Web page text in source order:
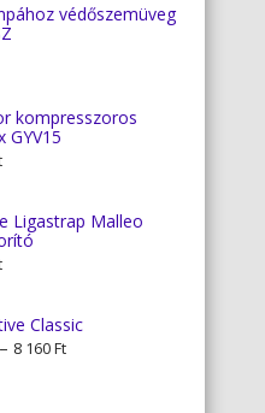
védőszemüveg
kompresszoros
GYV15
Ligastrap Malleo
Classic
– 8 160FtÁrtartomány: